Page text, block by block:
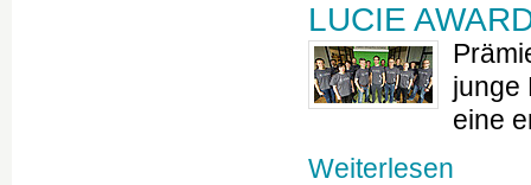
LUCIE
junge
eine
Weiterlesen